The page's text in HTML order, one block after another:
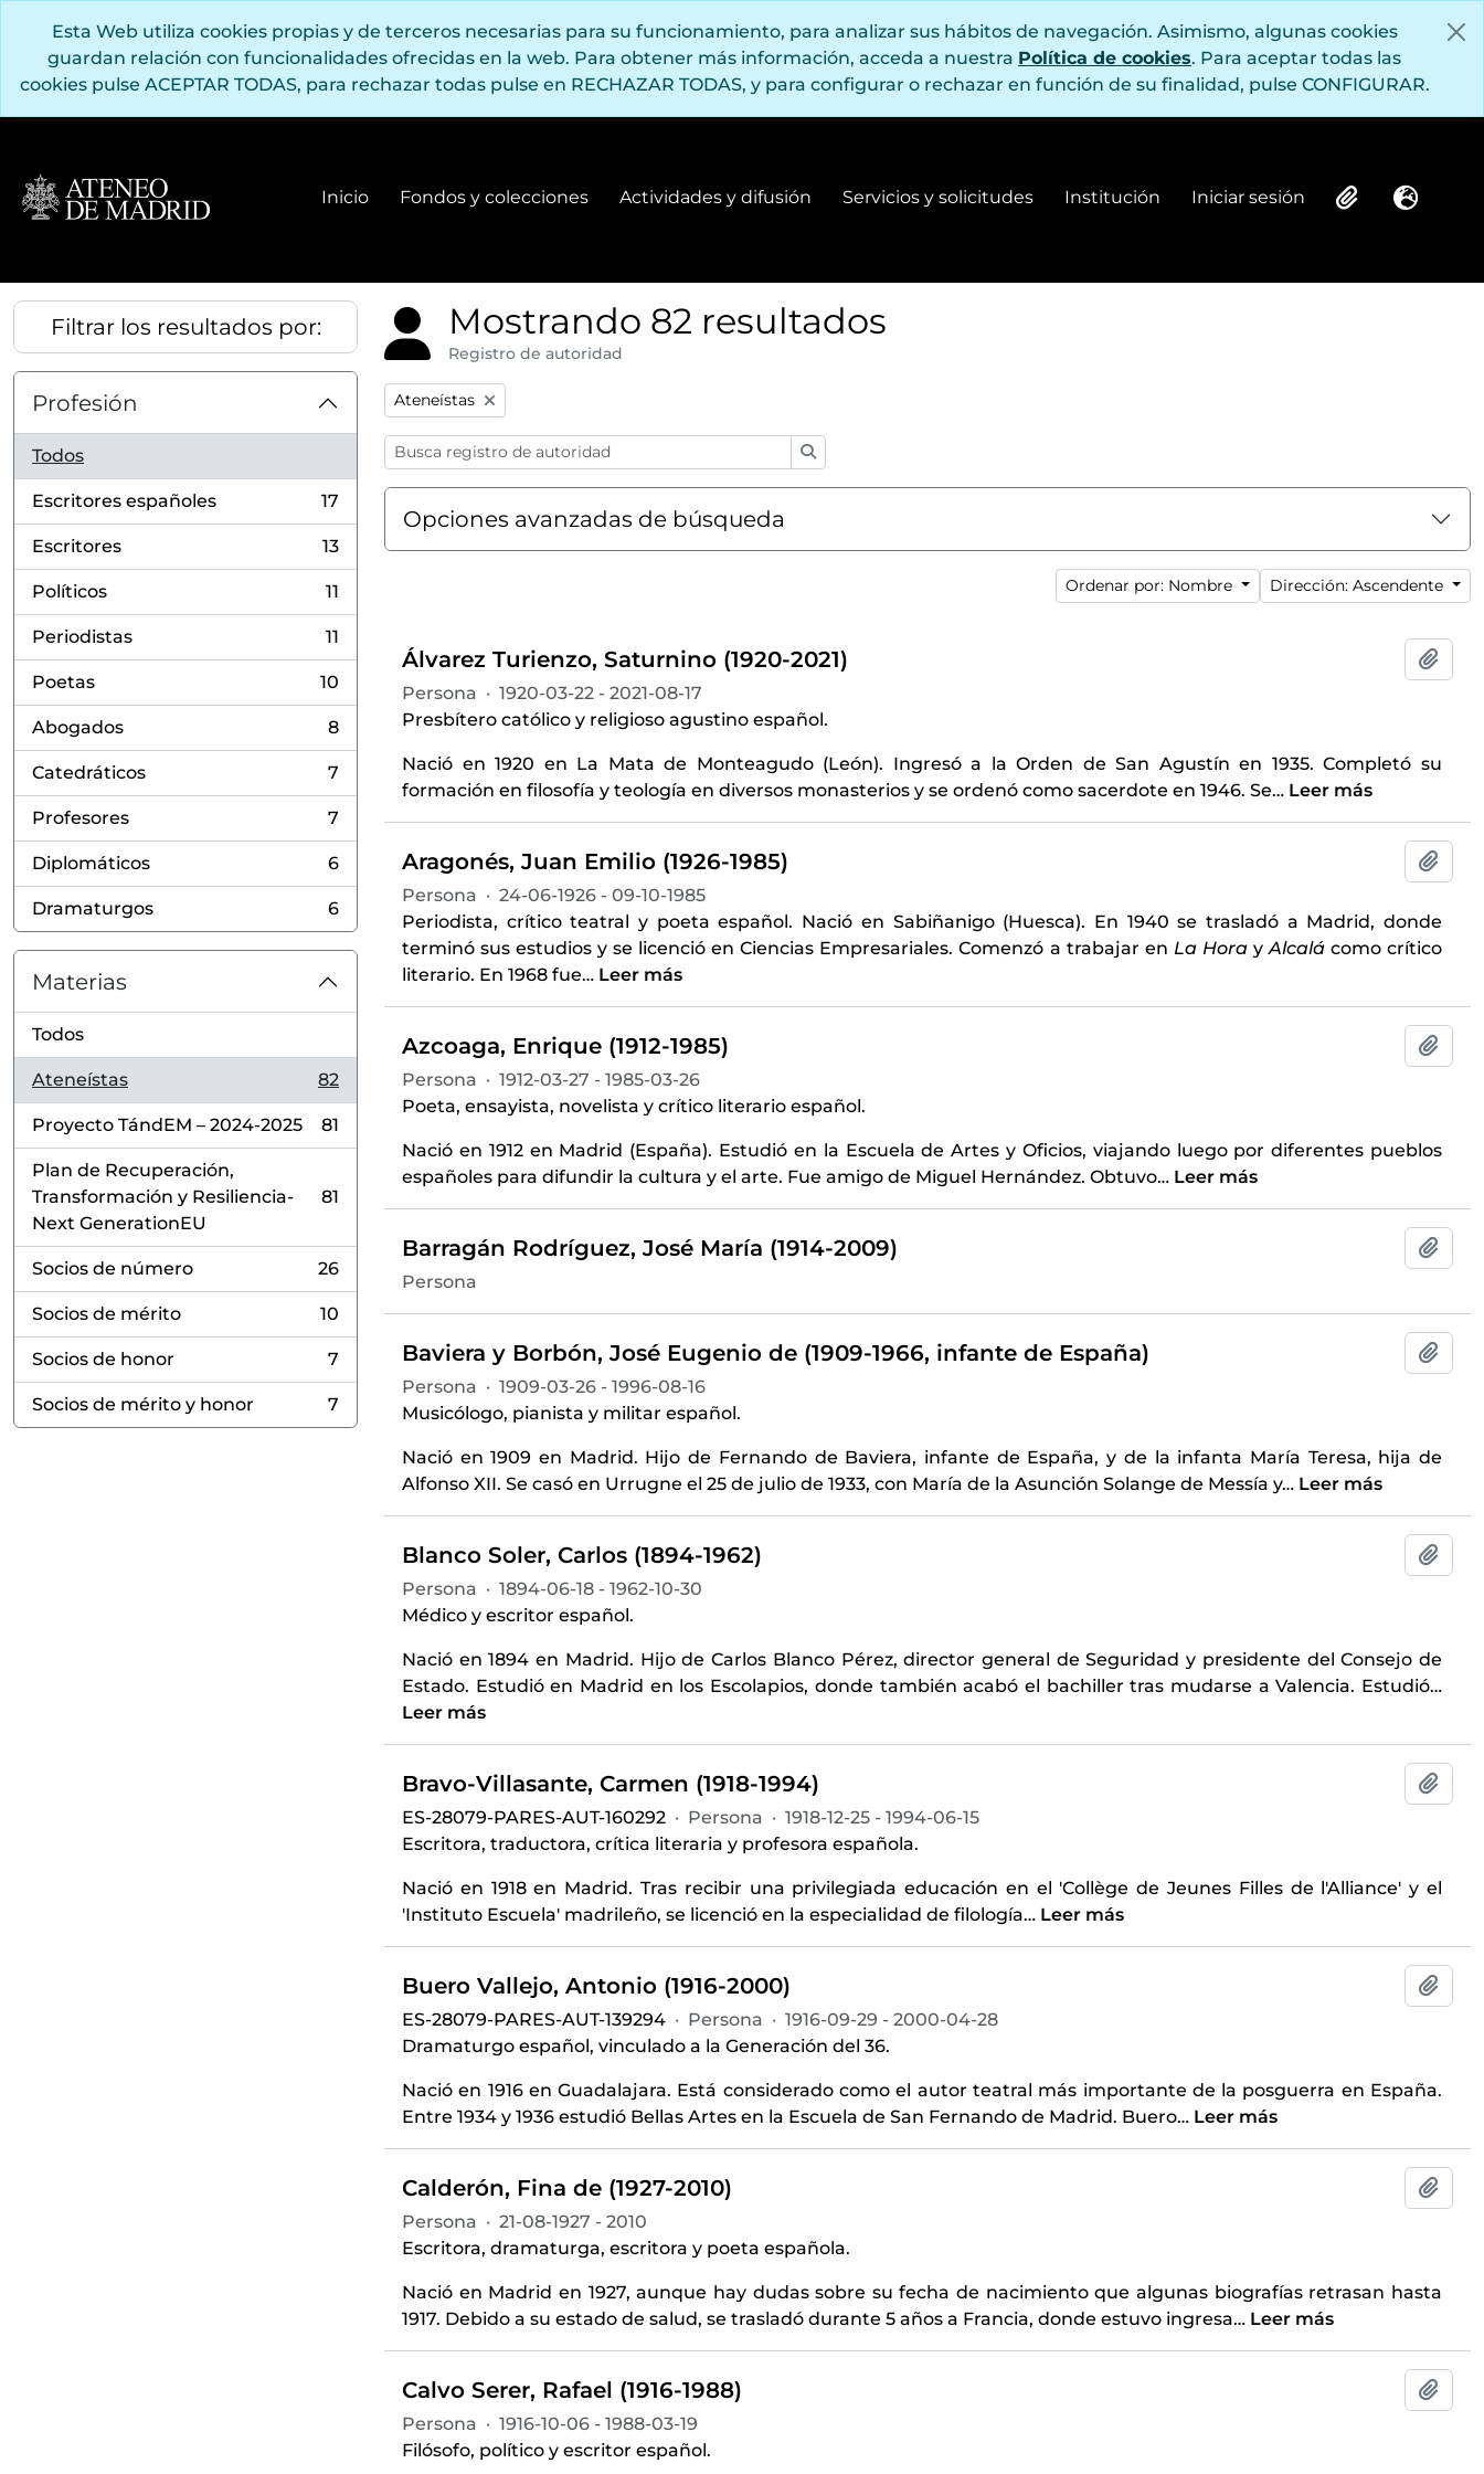
Esta Web utiliza cookies propias y de terceros necesarias para su funcionamiento, para analizar sus hábitos de navegación. Asimismo, algunas cookies
guardan relación con funcionalidades ofrecidas en la web. Para obtener más información, acceda a nuestra Política de cookies. Para aceptar todas las
cookies pulse ACEPTAR TODAS, para rechazar todas pulse en RECHAZAR TODAS, y para configurar o rechazar en función de su finalidad, pulse CONFIGURAR.
Inicio Fondos y colecciones
Fondos y colecciones
Actividades y difusión
Actividades y difusión
Servicios y solicitudes Institución
Institución
Iniciar sesión
Iniciar sesión ClipboardIdioma
Filtrar los resultados por:
Profesión
Todos
Escritores españoles
, 17 resultados
17
Escritores
, 13 resultados
13
Políticos
, 11 resultados
11
Periodistas
, 11 resultados
11
Poetas
, 10 resultados
10
Abogados
, 8 resultados
8
Catedráticos
, 7 resultados
7
Profesores
, 7 resultados
7
Diplomáticos
, 6 resultados
6
Dramaturgos
, 6 resultados
6
Materias
Todos
Ateneístas
, 82 resultados
82
Proyecto TándEM – 2024-2025
, 81 resultados
81
Plan de Recuperación,
Transformación y Resiliencia-
Next GenerationEU
, 81 resultados
81
Socios de número
, 26 resultados
26
Socios de mérito
, 10 resultados
10
Socios de honor
, 7 resultados
7
Socios de mérito y honor
, 7 resultados
7
Mostrando 82 resultados
Registro de autoridad
Remove filter:
Ateneístas
Opciones avanzadas de búsqueda
Ordenar por: Nombre Dirección: Ascendente
Álvarez Turienzo, Saturnino (1920-2021)
Persona · 1920-03-22 - 2021-08-17
Presbítero católico y religioso agustino español.
Nació en 1920 en La Mata de Monteagudo (León). Ingresó a la Orden de San Agustín en 1935. Completó su
formación en filosofía y teología en diversos monasterios y se ordenó como sacerdote en 1946. Se… Leer más
Aragonés, Juan Emilio (1926-1985)
Persona · 24-06-1926 - 09-10-1985
Periodista, crítico teatral y poeta español. Nació en Sabiñanigo (Huesca). En 1940 se trasladó a Madrid, donde
terminó sus estudios y se licenció en Ciencias Empresariales. Comenzó a trabajar en La HorayAlcalácomo crítico
literario. En 1968 fue… Leer más
Azcoaga, Enrique (1912-1985)
Persona · 1912-03-27 - 1985-03-26
Poeta, ensayista, novelista y crítico literario español.
Nació en 1912 en Madrid (España). Estudió en la Escuela de Artes y Oficios, viajando luego por diferentes pueblos
españoles para difundir la cultura y el arte. Fue amigo de Miguel Hernández. Obtuvo… Leer más
Barragán Rodríguez, José María (1914-2009)
Persona
Baviera y Borbón, José Eugenio de (1909-1966, infante de España)
Persona · 1909-03-26 - 1996-08-16
Musicólogo, pianista y militar español.
Nació en 1909 en Madrid. Hijo de Fernando de Baviera, infante de España, y de la infanta María Teresa, hija de
Alfonso XII. Se casó en Urrugne el 25 de julio de 1933, con María de la Asunción Solange de Messía y… Leer más
Blanco Soler, Carlos (1894-1962)
Persona · 1894-06-18 - 1962-10-30
Médico y escritor español.
Nació en 1894 en Madrid. Hijo de Carlos Blanco Pérez, director general de Seguridad y presidente del Consejo de
Estado. Estudió en Madrid en los Escolapios, donde también acabó el bachiller tras mudarse a Valencia. Estudió…
Leer más
Bravo-Villasante, Carmen (1918-1994)
ES-28079-PARES-AUT-160292 · Persona · 1918-12-25 - 1994-06-15
Escritora, traductora, crítica literaria y profesora española.
Nació en 1918 en Madrid. Tras recibir una privilegiada educación en el 'Collège de Jeunes Filles de l'Alliance' y el
'Instituto Escuela' madrileño, se licenció en la especialidad de filología… Leer más
Buero Vallejo, Antonio (1916-2000)
ES-28079-PARES-AUT-139294 · Persona · 1916-09-29 - 2000-04-28
Dramaturgo español, vinculado a la Generación del 36.
Nació en 1916 en Guadalajara. Está considerado como el autor teatral más importante de la posguerra en España.
Entre 1934 y 1936 estudió Bellas Artes en la Escuela de San Fernando de Madrid. Buero… Leer más
Calderón, Fina de (1927-2010)
Persona · 21-08-1927 - 2010
Escritora, dramaturga, escritora y poeta española.
Nació en Madrid en 1927, aunque hay dudas sobre su fecha de nacimiento que algunas biografías retrasan hasta
1917. Debido a su estado de salud, se trasladó durante 5 años a Francia, donde estuvo ingresa… Leer más
Calvo Serer, Rafael (1916-1988)
Persona · 1916-10-06 - 1988-03-19
Filósofo, político y escritor español.